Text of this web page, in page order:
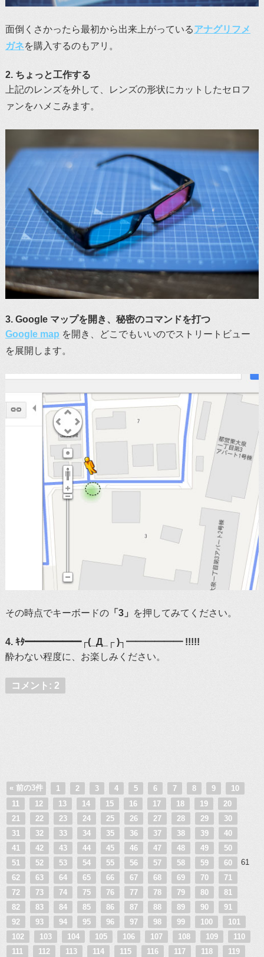
面倒くさかったら最初から出来上がっているアナグリフメ
ガネを購入するのもアリ。
2. ちょっと工作する
上記のレンズを外して、レンズの形状にカットしたセロフ
ァンをハメこみます。
3. Google マップを開き、秘密のコマンドを打つ
Google map を開き、どこでもいいのでストリートビュー
を展開します。
その時点でキーボードの「3」 を押してみてください。
4. ｷﾀ━━━━━━┌(_Д_┌ )┐━━━━━━ !!!!!
酔わない程度に、お楽しみください。
コメント: 2
« 前の3件 1 2 3 4 5 6 7 8 9
10
11
12 13 14 15 16 17 18 19
20
21
22 23 24 25 26 27 28 29
30
31
32 33 34 35 36 37 38 39
40
41
42 43 44 45 46 47 48 49
50
51
52 53 54 55 56 57 58 59 60
61
62
63 64 65 66 67 68 69 70
71
72
73 74 75 76 77 78 79 80
81
82
83 84 85 86 87 88 89 90
91
92
93 94 95 96 97 98 99 100
101
102
103 104 105 106 107 108 109
110
111
112 113 114 115 116 117 118
119